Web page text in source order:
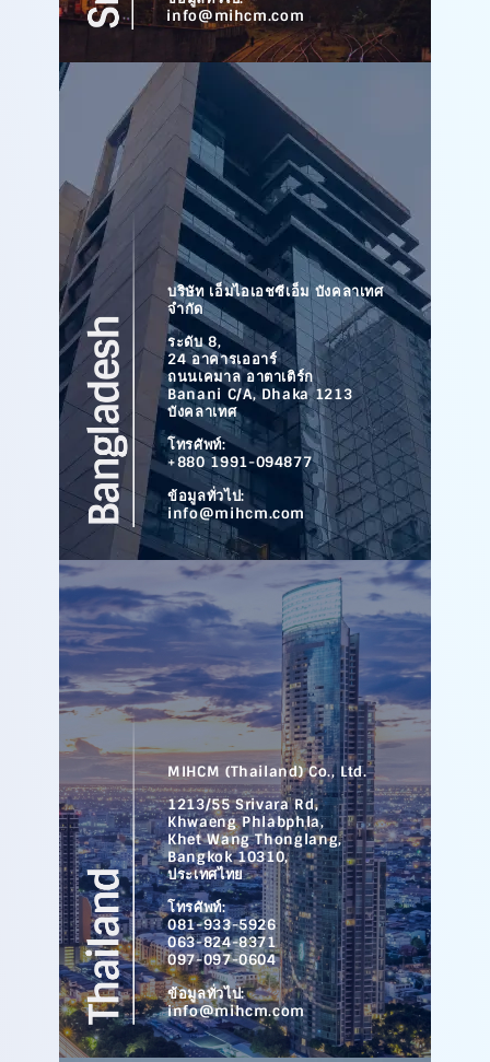
info@mihcm.com
บริษัท เอ็มไอเอชซีเอ็ม บังคลาเทศ
จำกัด
ระดับ 8,
24 อาคารเออาร์
ถนนเคมาล อาตาเติร์ก
Banani C/A, Dhaka 1213
บังคลาเทศ
โทรศัพท์:
+880 1991-094877
ข้อมูลทั่วไป:
info@mihcm.com
MIHCM (Thailand) Co., Ltd.
1213/55 Srivara Rd,
Khwaeng Phlabphla,
Khet Wang Thonglang,
Bangkok 10310,
ประเทศไทย
โทรศัพท์:
081-933-5926
063-824-8371
097-097-0604
ข้อมูลทั่วไป:
info@mihcm.com